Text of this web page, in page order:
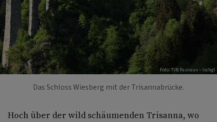
Foto: TVB Paznaun – Ischgl
Das Schloss Wiesberg mit der Trisannabrücke.
Hoch über der wild schäumenden Trisanna, wo